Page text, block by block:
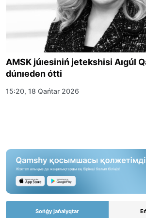
AMSK júıesiniń jetekshisi Aıgúl
dúnıeden ótti
15:20, 18 Qańtar 2026
Sońǵy jańalyqtar